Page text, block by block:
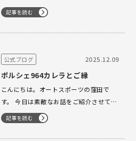
ボの出張査定に向かったのですが、早朝
に飛行機のソフトウェア改修指示で欠航
の連絡が… 急いで長崎行きの便を抑え、
お客様のお住まいまでたどり着くことが
記事を読む
公式ブログ 2025.12.09
ポルシェ964カレラとご縁
こんにちは。オートスポーツの窪田で
す。 今日は素敵なお話をご紹介させてい
ただきます。 10数年前に弊社から964カ
レラをご購入いただいたお客様より、ご
自身の今後のこと踏まえてのご相談をし
記事を読む